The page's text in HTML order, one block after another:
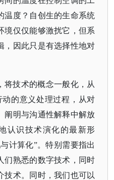
温度？自创生的生命系统
境仅仅能够激扰它，但系
，因此只是有选择性地对
将技术的概念一般化，从
动的意义处理过程，从对
阐明与沟通性解释中解放
认识技术演化的最新形
计算化”。特别需要指出
们熟悉的数字技术，同时
技术。同时，我们也可以